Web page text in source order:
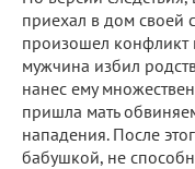
приехал в дом своей
произошел конфликт
мужчина избил
нанес ему
пришла мать
нападения. После
бабушкой, не